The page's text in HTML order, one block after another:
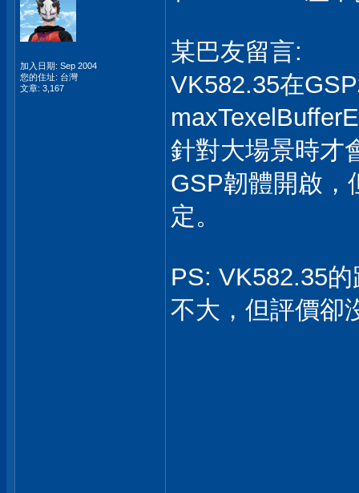
加入日期: Sep 2004
您的住址: 台灣
文章: 3,167
某巴友留言:
VK582.35在
針對大場景時才
GSP韌體開啟，
定。
PS: VK582.35
不大，但評價卻